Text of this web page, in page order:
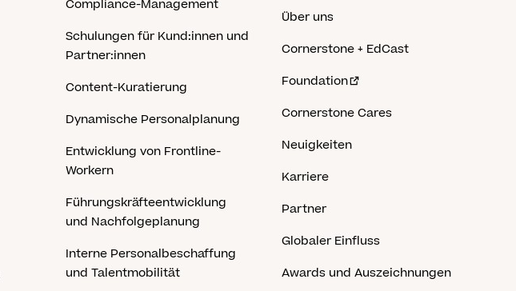
Compliance-Management
Schulungen für Kund:innen und
Partner:innen
Content-Kuratierung
Dynamische Personalplanung
Entwicklung von Frontline-
Workern
Führungskräfteentwicklung
und Nachfolgeplanung
Interne Personalbeschaffung
und Talentmobilität
Über uns
Cornerstone + EdCast
Foundation
Cornerstone Cares
Neuigkeiten
Karriere
Partner
Globaler Einfluss
Awards und Auszeichnungen